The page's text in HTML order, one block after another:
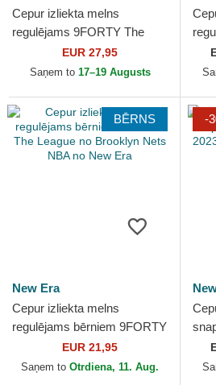
Cepur izliekta melns
regulējams 9FORTY The
League no Brooklyn Nets
NBA no New Era
EUR 27,95
Saņem to 17–19 Augusts
BĒRNS
New Era
Cepur izliekta melns
regulējams bērniem 9FORTY
The League no Brooklyn
Nets NBA no New Era
EUR 21,95
Saņem to Otrdiena, 11. Aug.
-